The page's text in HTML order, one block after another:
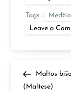
Tags :
Leave a
N
Previous
Post
Maltos
(Maltese)